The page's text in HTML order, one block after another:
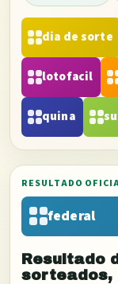
dia de sorte
lotofacil
quina
RESULTADO
federal
Resultado
sorteados,